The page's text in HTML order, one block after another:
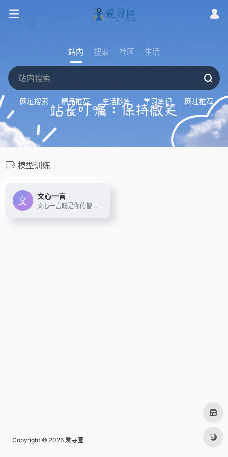
站内 搜索 社区 生活
网址搜索 精品推荐 生活随笔 学习笔记 网址推荐
模型训练
文心一言
文心一言既是你的智能伙伴，可以陪你聊天、回答问题、画图识图；也是你的AI助手，可以提供灵感、撰写文案、阅读文档、智能翻译，帮你高效完成工作和学习任务。
Copyright © 2026 爱寻匿